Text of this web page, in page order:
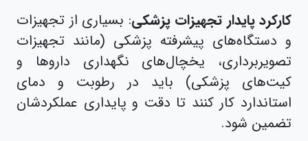
کارکرد پایدار تجهیزات پزشکی: بسیاری از تجهیزات
و دستگاه‌های پیشرفته پزشکی (مانند تجهیزات
تصویربرداری، یخچال‌های نگهداری داروها و
کیت‌های پزشکی) باید در رطوبت و دمای
استاندارد کار کنند تا دقت و پایداری عملکردشان
تضمین شود.